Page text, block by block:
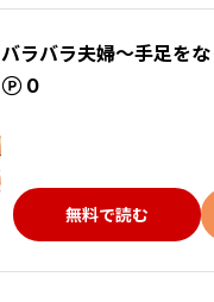
バラバラ夫婦～手足を
0
無料で読む